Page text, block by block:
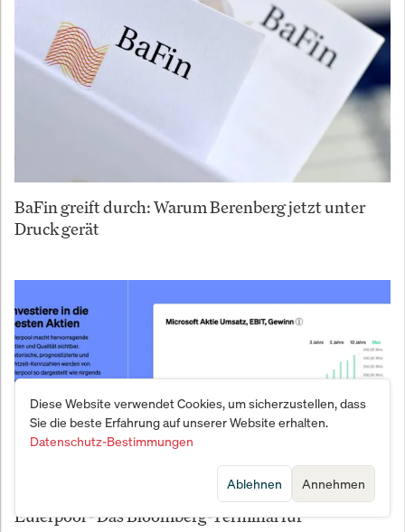
BaFin greift durch: Warum Berenberg jetzt unter
Druck gerät
Eulerpool - Das Bloomberg-Terminal für
Diese Website verwendet Cookies, um sicherzustellen, dass
Sie die beste Erfahrung auf unserer Website erhalten.
Datenschutz-Bestimmungen
Annehmen
Ablehnen